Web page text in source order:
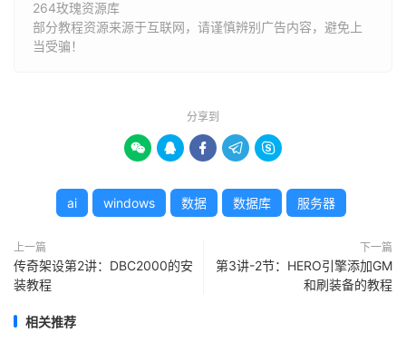
264玫瑰资源库
部分教程资源来源于互联网，请谨慎辨别广告内容，避免上
当受骗！
分享到
    
ai windows 数据 数据库 服务器
上一篇
传奇架设第2讲：DBC2000的安
装教程
下一篇
第3讲-2节：HERO引擎添加GM
和刷装备的教程
相关推荐